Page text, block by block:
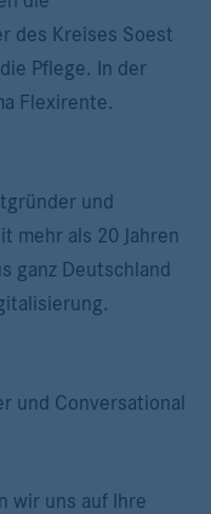
des Kreises Soest
Pflege. In der
Flexirente.
und
mehr als 20 Jahren
ganz Deutschland
und Conversational
wir uns auf Ihre